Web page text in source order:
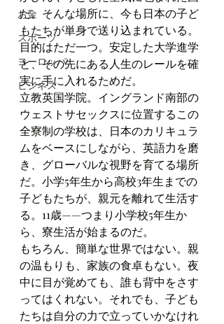
お金
スポーツ
ヨーロッパ
ビジネス
だ。そんな場所に、今も日本の子ど
もたちが単身で送り込まれている。
目的はただ一つ。安定した大学進学
と、その先にある人生のレールを確
実に手に入れるためだ。
立教英国学院。イングランド南部の
ウェストサセックスに位置するこの
全寮制の学校は、日本のカリキュラ
ムをベースにしながら、英語力を磨
き、グローバルな視野を育てる場所
だ。小学5年生から高校3年生までの
子どもたちが、親元を離れて生活す
る。11歳——つまり小学校5年生か
ら、寮生活が始まるのだ。
もちろん、簡単な世界ではない。親
の温もりも、家族の食卓もない。夜
中に目が覚めても、誰も背中をさす
ってはくれない。それでも、子ども
たちは自分の力で立っていかなけれ